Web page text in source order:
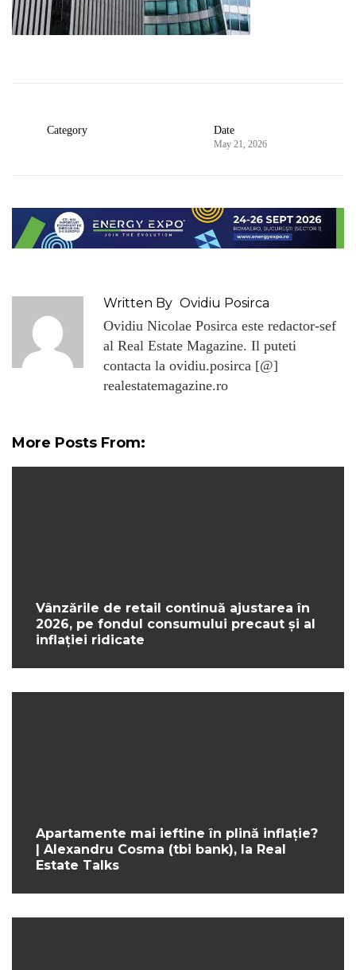
Category Date
May 21, 2026
Written By Ovidiu Posirca
Ovidiu Nicolae Posirca este redactor-sef
al Real Estate Magazine. Il puteti
contacta la ovidiu.posirca [@]
realestatemagazine.ro
More Posts From:
Vânzările de retail continuă ajustarea în
2026, pe fondul consumului precaut și al
inflației ridicate
Apartamente mai ieftine în plină inflație?
| Alexandru Cosma (tbi bank), la Real
Estate Talks